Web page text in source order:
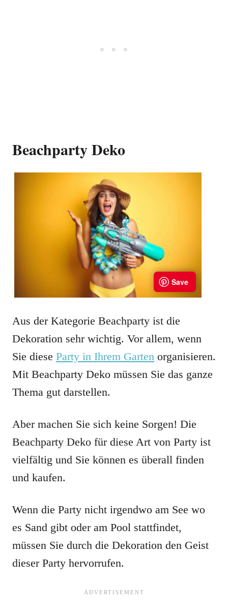
Beachparty Deko
Aus der Kategorie Beachparty ist die
Dekoration sehr wichtig. Vor allem, wenn
Sie diese Party in Ihrem Garten organisieren.
Mit Beachparty Deko müssen Sie das ganze
Thema gut darstellen.
Aber machen Sie sich keine Sorgen! Die
Beachparty Deko für diese Art von Party ist
vielfältig und Sie können es überall finden
und kaufen.
Wenn die Party nicht irgendwo am See wo
es Sand gibt oder am Pool stattfindet,
müssen Sie durch die Dekoration den Geist
dieser Party hervorrufen.